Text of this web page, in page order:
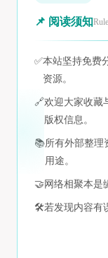
📌 阅读须知
✅本站坚持免费
资源。
🔗欢迎大家收藏
版权信息。
📚所有外部整理
用途。
🤝 网络相聚本是
🛠️若发现内容有